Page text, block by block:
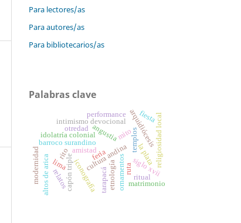
Para lectores/as
Para autores/as
Para bibliotecarios/as
Palabras clave
etnología
amistad
mito
cultura andina
angustia
ruta
templos
iconografía ornamentos
barroco surandino
idolatría colonial
capón triple
arquidiócesis
lima la plata
siglo xvii
tarapacá
religiosidad local
intimismo devocional
matrimonio
altos de arica relatos
modernidad
fiesta
feria
ritual
performance
rito
otredad